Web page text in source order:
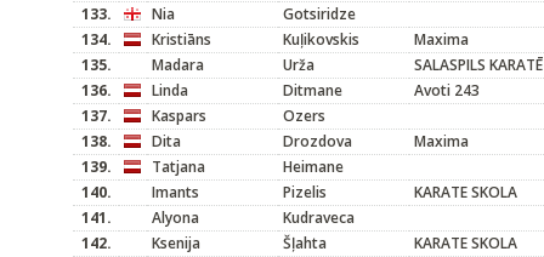
133.
Nia
Gotsiridze
134.
Kristiāns Kuļikovskis
Maxima
135.
Madara Urža
SALASPILS
136.
Linda Ditmane
Avoti 243
137.
Kaspars
Ozers
138.
Dita Drozdova
Maxima
139.
Tatjana
Heimane
140.
Imants Pizelis
KARATE SKOLA
141.
Alyona
Kudraveca
142.
Ksenija Šļahta
KARATE SKOLA